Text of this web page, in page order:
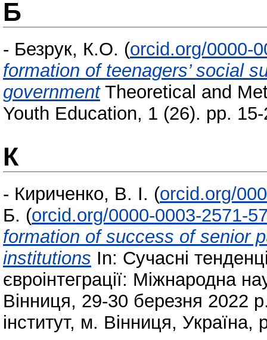
Б
- Безрук, К.О. (orcid.org/0000-
formation of teenagers’ social
governmentTheoretical and
Youth Education, 1 (26). pp.
К
- Кириченко, В. І. (orcid.org/
Б. (orcid.org/0000-0003-2571-
formation of success of senior
institutions In: Сучасні
євроінтеграції: Міжнародна
Вінниця, 29-30 березня 2022
інститут, м. Вінниця, Україна,